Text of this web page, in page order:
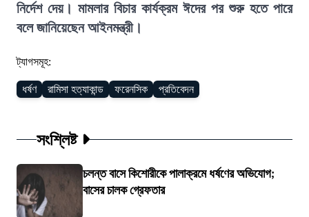
নির্দেশ দেয়। মামলার বিচার কার্যক্রম ঈদের পর শুরু হতে পারে
বলে জানিয়েছেন আইনমন্ত্রী।
ট্যাগসমূহ:
ধর্ষণ রামিসা হত্যাকান্ড ফরেনসিক প্রতিবেদন
সংশ্লিষ্ট
চলন্ত বাসে কিশোরীকে পালাক্রমে ধর্ষণের অভিযোগ;
বাসের চালক গ্রেফতার